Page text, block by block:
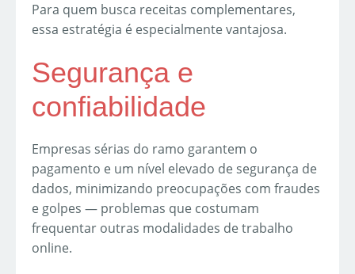
Para quem busca receitas complementares,
essa estratégia é especialmente vantajosa.
Segurança e
confiabilidade
Empresas sérias do ramo garantem o
pagamento e um nível elevado de segurança de
dados, minimizando preocupações com fraudes
e golpes — problemas que costumam
frequentar outras modalidades de trabalho
online.